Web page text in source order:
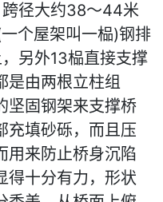
径大约38～44米
个屋架叫一榀)钢排
另外13榀直接支撑
是由两根立柱组
坚固钢架来支撑桥
充填砂砾，而且压
用来防止桥身沉陷
得十分有力，形状